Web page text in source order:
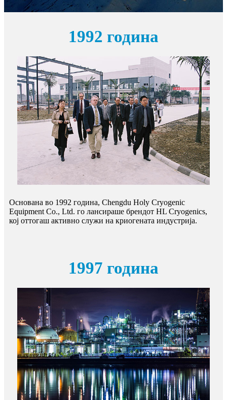
1992 година
Основана во 1992 година, Chengdu Holy Cryogenic
Equipment Co., Ltd. го лансираше брендот HL Cryogenics,
кој оттогаш активно служи на криогената индустрија.
1997 година